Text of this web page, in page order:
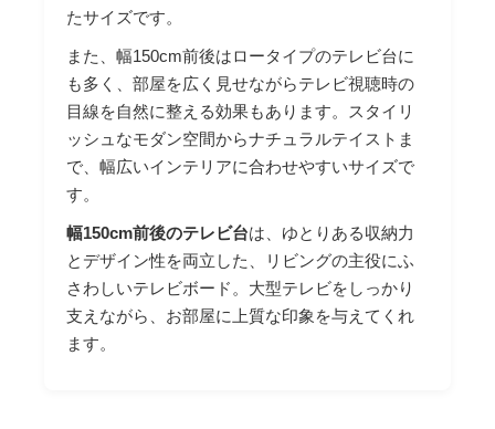
たサイズです。
また、幅150cm前後はロータイプのテレビ台に
も多く、部屋を広く見せながらテレビ視聴時の
目線を自然に整える効果もあります。スタイリ
ッシュなモダン空間からナチュラルテイストま
で、幅広いインテリアに合わせやすいサイズで
す。
幅150cm前後のテレビ台は、ゆとりある収納力
とデザイン性を両立した、リビングの主役にふ
さわしいテレビボード。大型テレビをしっかり
支えながら、お部屋に上質な印象を与えてくれ
ます。